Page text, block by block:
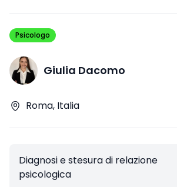
Psicologo
Giulia Dacomo
Roma, Italia
Diagnosi e stesura di relazione
psicologica